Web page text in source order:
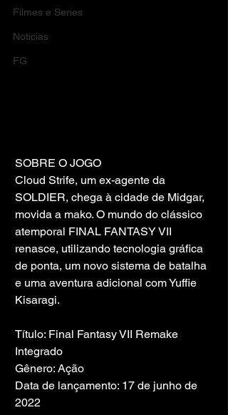
Filmes e Series
Noticias
FG
SOBRE O JOGO
Cloud Strife, um ex-agente da
SOLDIER, chega à cidade de Midgar,
movida a mako. O mundo do clássico
atemporal FINAL FANTASY VII
renasce, utilizando tecnologia gráfica
de ponta, um novo sistema de batalha
e uma aventura adicional com Yuffie
Kisaragi.
Título: Final Fantasy VII Remake
Integrado
Gênero: Ação
Data de lançamento: 17 de junho de
2022